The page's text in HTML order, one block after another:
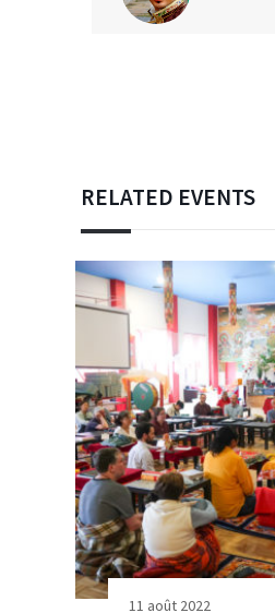
RELATED EVENTS
11 août 2022